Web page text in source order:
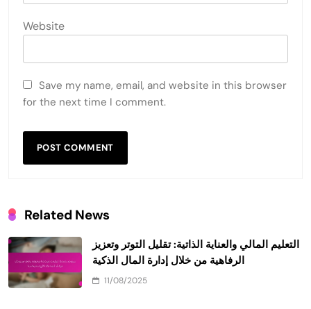
Website
Save my name, email, and website in this browser
for the next time I comment.
Related News
التعليم المالي والعناية الذاتية: تقليل التوتر وتعزيز
الرفاهية من خلال إدارة المال الذكية
11/08/2025